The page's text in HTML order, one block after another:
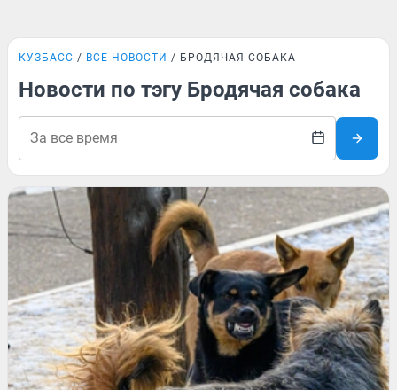
КУЗБАСС ВСЕ НОВОСТИ БРОДЯЧАЯ СОБАКА
Новости по тэгу Бродячая собака